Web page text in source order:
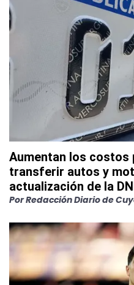
Aumentan los costos
transferir autos y
actualización de la
PorRedacción Diario de